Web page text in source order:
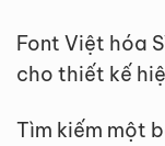
Font Việt hóa
cho thiết kế
Tìm kiếm một